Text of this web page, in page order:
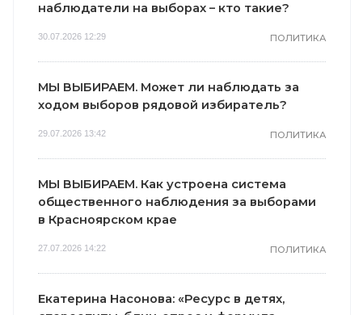
наблюдатели на выборах – кто такие?
30.07.2026 12:29 ПОЛИТИКА
МЫ ВЫБИРАЕМ. Может ли наблюдать за
ходом выборов рядовой избиратель?
29.07.2026 13:42 ПОЛИТИКА
МЫ ВЫБИРАЕМ. Как устроена система
общественного наблюдения за выборами
в Красноярском крае
27.07.2026 14:22 ПОЛИТИКА
Екатерина Насонова: «Ресурс в детях,